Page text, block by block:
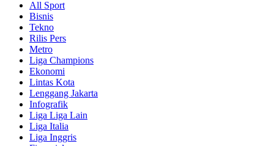
All Sport
Bisnis
Tekno
Rilis Pers
Metro
Liga Champions
Ekonomi
Lintas Kota
Lenggang Jakarta
Infografik
Liga Liga Lain
Liga Italia
Liga Inggris